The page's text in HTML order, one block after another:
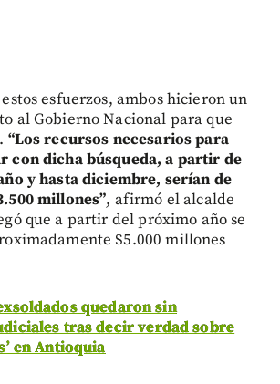
esfuerzos, ambos hicieron un
al Gobierno Nacional para que
“Los recursos necesarios para
con dicha búsqueda, a partir de
y hasta diciembre, serían de
millones”, afirmó el alcalde
que a partir del próximo año se
$5.000 millones
quedaron sin
tras decir verdad sobre
en Antioquia